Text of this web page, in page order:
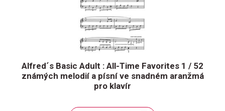
Alfred´s Basic Adult : All-Time Favorites 1 / 52
známých melodií a písní ve snadném aranžmá
pro klavír